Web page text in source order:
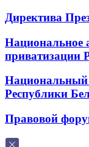
Директива
Национальное
приватизации
Национальный
Республики
Правовой